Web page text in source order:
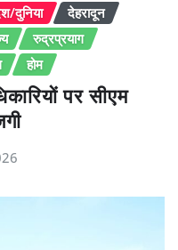
दुनिया
देहरादून
रुद्रप्रयाग
होम
पर सीएम